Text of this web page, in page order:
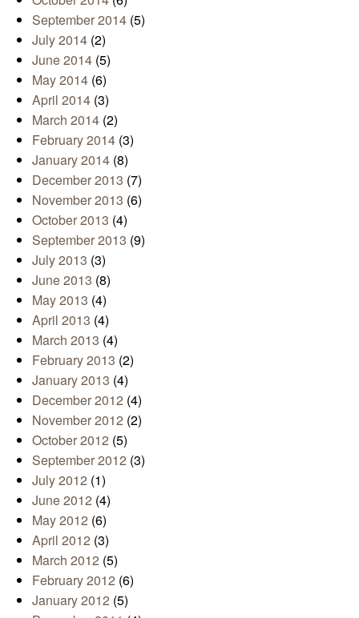
September 2014 (5)
July 2014 (2)
June 2014 (5)
May 2014 (6)
April 2014 (3)
March 2014 (2)
February 2014 (3)
January 2014 (8)
December 2013 (7)
November 2013 (6)
October 2013 (4)
September 2013 (9)
July 2013 (3)
June 2013 (8)
May 2013 (4)
April 2013 (4)
March 2013 (4)
February 2013 (2)
January 2013 (4)
December 2012 (4)
November 2012 (2)
October 2012 (5)
September 2012 (3)
July 2012 (1)
June 2012 (4)
May 2012 (6)
April 2012 (3)
March 2012 (5)
February 2012 (6)
January 2012 (5)